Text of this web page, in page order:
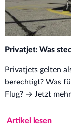
Privatjet: Was
Privatjets gelten
berechtigt? Was
Flug? → Jetzt
Artikel lesen